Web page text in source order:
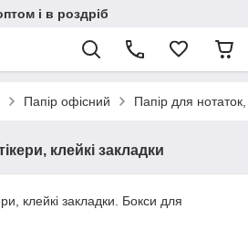
і в роздріб
Папір офісний Папір для нотаток,
клейкі закладки
клейкі закладки. Бокси для